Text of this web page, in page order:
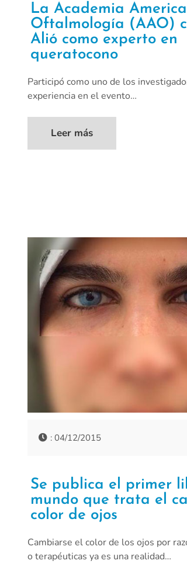
La Academia
Oftalmología (AAO)
Alió como experto en
queratocono
Participó como uno de los
experiencia en el evento…
Leer más
: 04/12/2015
Se publica el primer
mundo que trata el
color de ojos
Cambiarse el color de los ojos por
o terapéuticas ya es una realidad…